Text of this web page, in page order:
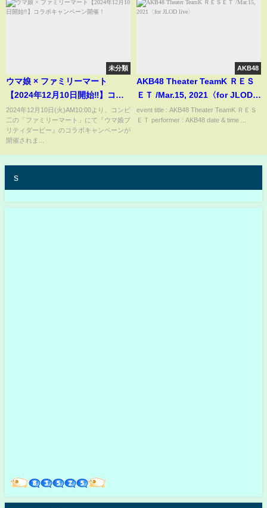
未分類
ウマ娘 × ファミリーマート
【2024年12月10日開始‼】コラ
ボキャンペーン開催！
2024年12月10日(火)AM10:00より、コンビ
二の「ファミリーマート」にて『ウマ娘プ
リティダービー』のコラボキャンペーンが
開催されま...
AKB48
AKB48 Theater TeamK ＲＥＳ
ＥＴ /Mar.15, 2021〈for JLOD
live〉
event title : AKB48 Theater TeamK ＲＥＳ
ＥＴ performer : AKB48 date & time ...
s